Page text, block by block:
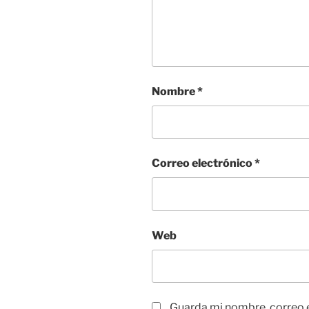
Nombre*
Correo electrónico*
Web